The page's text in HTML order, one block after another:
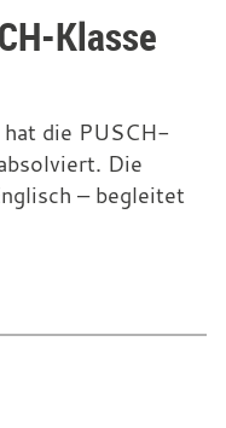
Klasse
die PUSCH-
Die
– begleitet